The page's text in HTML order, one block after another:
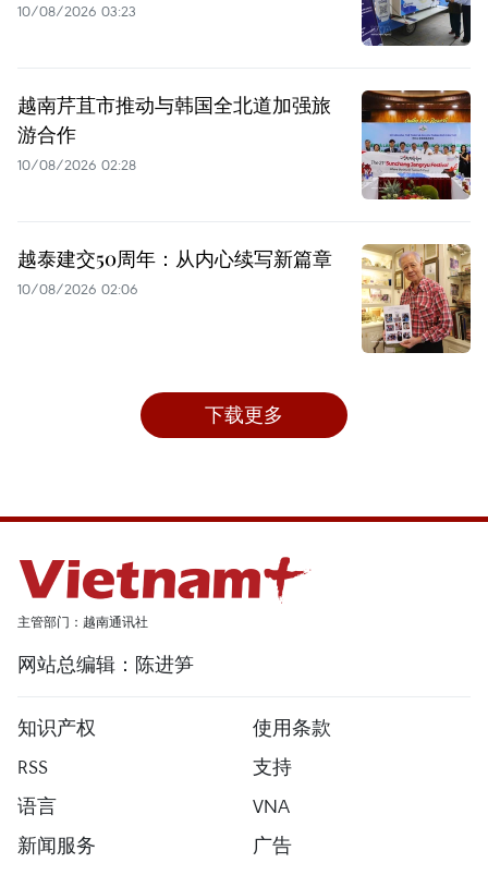
10/08/2026 03:23
越南芹苴市推动与韩国全北道加强旅
游合作
10/08/2026 02:28
越泰建交50周年：从内心续写新篇章
10/08/2026 02:06
下载更多
主管部门：越南通讯社
网站总编辑：陈进笋
知识产权
使用条款
RSS
支持
语言
VNA
新闻服务
广告